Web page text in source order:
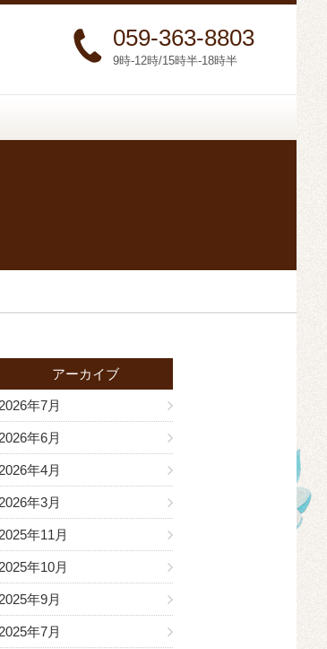
059-363-8803
9時-12時/15時半-18時半
アーカイブ
2026年7月
2026年6月
2026年4月
2026年3月
2025年11月
2025年10月
2025年9月
2025年7月